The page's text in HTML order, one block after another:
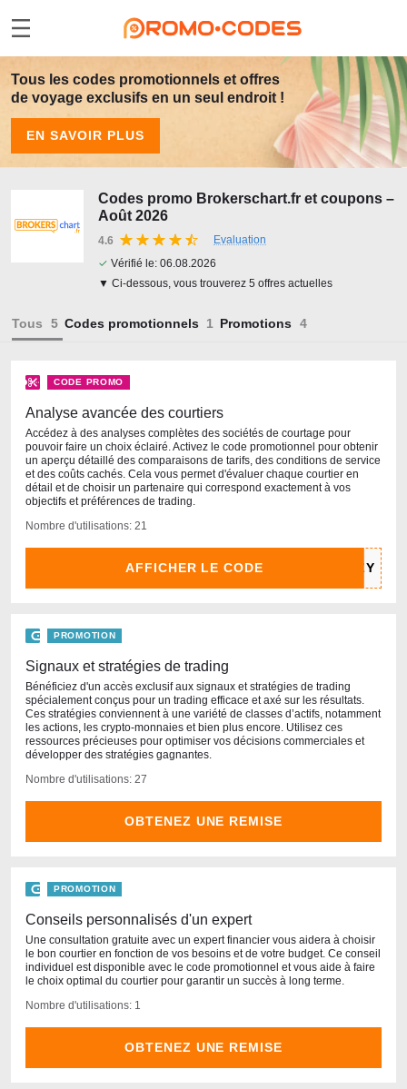
Tous les codes promotionnels et offres
de voyage exclusifs en un seul endroit !
EN SAVOIR PLUS
Codes promo Brokerschart.fr et coupons –
Août 2026
4.6
Evaluation
✓ Vérifié le: 06.08.2026
▼ Ci-dessous, vous trouverez 5 offres actuelles
Tous Codes promotionnels Promotions
CODE PROMO
Analyse avancée des courtiers
Accédez à des analyses complètes des sociétés de courtage pour
pouvoir faire un choix éclairé. Activez le code promotionnel pour obtenir
un aperçu détaillé des comparaisons de tarifs, des conditions de service
et des coûts cachés. Cela vous permet d'évaluer chaque courtier en
détail et de choisir un partenaire qui correspond exactement à vos
objectifs et préférences de trading.
Nombre d'utilisations: 21
AFFICHER LE CODE
PROMOTION
Signaux et stratégies de trading
Bénéficiez d'un accès exclusif aux signaux et stratégies de trading
spécialement conçus pour un trading efficace et axé sur les résultats.
Ces stratégies conviennent à une variété de classes d’actifs, notamment
les actions, les crypto-monnaies et bien plus encore. Utilisez ces
ressources précieuses pour optimiser vos décisions commerciales et
développer des stratégies gagnantes.
Nombre d'utilisations: 27
OBTENEZ UNE REMISE
PROMOTION
Conseils personnalisés d'un expert
Une consultation gratuite avec un expert financier vous aidera à choisir
le bon courtier en fonction de vos besoins et de votre budget. Ce conseil
individuel est disponible avec le code promotionnel et vous aide à faire
le choix optimal du courtier pour garantir un succès à long terme.
Nombre d'utilisations: 1
OBTENEZ UNE REMISE